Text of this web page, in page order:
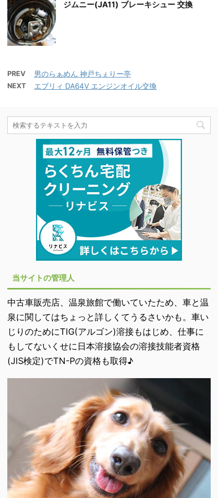
ジムニー(JA11) ブレーキシュー 交換
PREV 男のらぁめん 神戸ちぇりー亭
NEXT エブリィ DA64V エンジンオイル交換
当サイトの管理人
中古車販売店、温泉旅館で働いていたため、車と温
泉に関してはちょっと詳しくてうるさいかも。車い
じりのためにTIG(アルゴン)溶接もはじめ、仕事に
もしてないくせに日本溶接協会の溶接技能者資格
(JIS検定)でTN-Pの資格も取得♪